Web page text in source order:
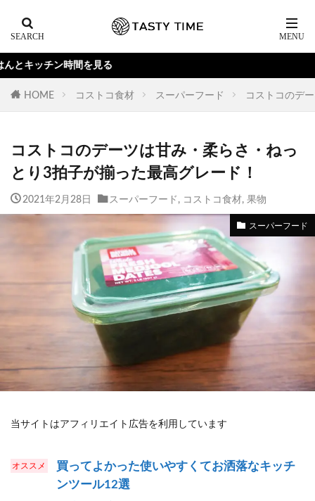
HOME コストコ食材 スーパーフード コストコのデ
コストコのデーツは甘み・柔らさ・ねっ
とり3拍子が揃った最高グレード！
2021年2月28日 スーパーフード , コストコ食材, 果物
スーパーフード
当サイトはアフィリエイト広告を利用しています
買ってよかった使いやすくてお洒落なキッチ
ンツール12選